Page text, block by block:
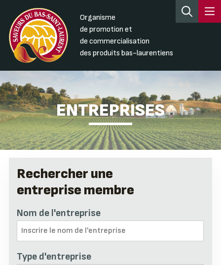
Organisme
de promotion et
de commercialisation
des produits bas-laurentiens
ENTREPRISES
Rechercher une
entreprise membre
Nom de l'entreprise
Type d'entreprise